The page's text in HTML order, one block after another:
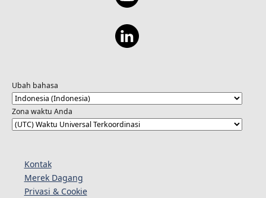
Ubah bahasa
Zona waktu Anda
Kontak
Merek Dagang
Privasi & Cookie